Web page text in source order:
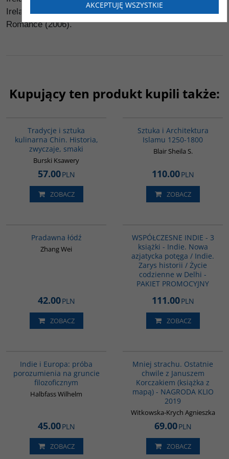
Ireland. An Encyclopaedia of Myth, Legend and
Romance (2006).
Kupujący ten produkt kupili także:
Tradycje i sztuka
kulinarna Chin. Historia,
zwyczaje, smaki
Burski Ksawery
57.00PLN
ZOBACZ
Sztuka i Architektura
Islamu 1250-1800
Blair Sheila S.
110.00PLN
ZOBACZ
Pradawna łódź
Zhang Wei
42.00PLN
ZOBACZ
WSPÓŁCZESNE INDIE - 3
książki - Indie. Nowa
azjatycka potęga / Indie.
Zarys historii / Życie
codzienne w Delhi -
PAKIET PROMOCYJNY
111.00PLN
ZOBACZ
Indie i Europa: próba
porozumienia na gruncie
filozoficznym
Halbfass Wilhelm
45.00PLN
ZOBACZ
Mniej strachu. Ostatnie
chwile z Januszem
Korczakiem (książka z
mapą) - NAGRODA KLIO
2019
Witkowska-Krych Agnieszka
69.00PLN
ZOBACZ
AKCEPTUJĘ WSZYSTKIE